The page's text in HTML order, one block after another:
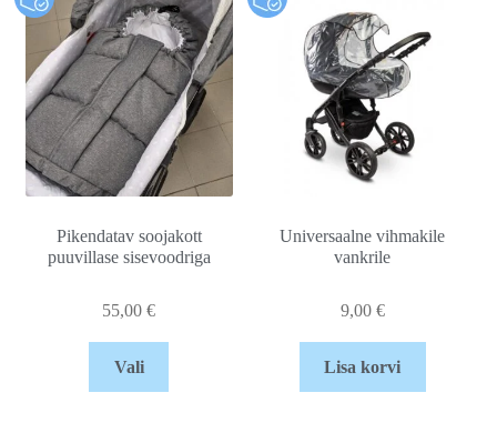
Pikendatav soojakott
puuvillase sisevoodriga
55,00€
Vali
Universaalne vihmakile
vankrile
9,00 €
Lisa korvi